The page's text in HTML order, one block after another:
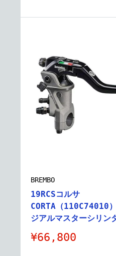
BREMBO
19RCSコルサ
CORTA（110C74010
ジアルマスターシリン
販
¥66,800